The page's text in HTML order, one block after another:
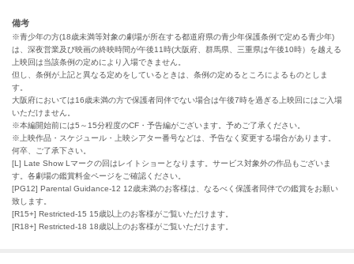
備考
※青少年の方(18歳未満等対象の劇場が所在する都道府県の青少年保護条例で定める青少年)
は、深夜営業及び映画の終映時間が午後11時(大阪府、群馬県、三重県は午後10時）を越える
上映回は当該条例の定めにより入場できません。
但し、条例が上記と異なる定めをしているときは、条例の定めるところによるものとしま
す。
大阪府においては16歳未満の方で保護者同伴でない場合は午後7時を過ぎる上映回にはご入場
いただけません。
※本編開始前には5～15分程度のCF・予告編がございます。予めご了承ください。
※上映作品・スケジュール・上映シアター番号などは、予告なく変更する場合があります。
何卒、ご了承下さい。
[L] Late Show Lマークの回はレイトショーとなります。サービス対象外の作品もございま
す。各劇場の鑑賞料金ページをご確認ください。
[PG12] Parental Guidance-12 12歳未満のお客様は、なるべく保護者同伴での鑑賞をお願い
致します。
[R15+] Restricted-15 15歳以上のお客様がご覧いただけます。
[R18+] Restricted-18 18歳以上のお客様がご覧いただけます。